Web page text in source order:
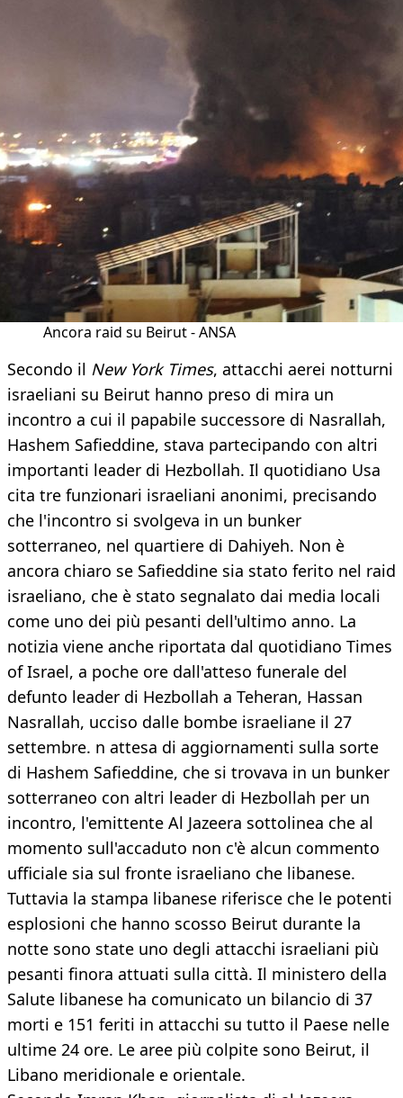
Ancora raid su Beirut - ANSA
Secondo il New York Times, attacchi aerei notturni
israeliani su Beirut hanno preso di mira un
incontro a cui il papabile successore di Nasrallah,
Hashem Safieddine, stava partecipando con altri
importanti leader di Hezbollah. Il quotidiano Usa
cita tre funzionari israeliani anonimi, precisando
che l'incontro si svolgeva in un bunker
sotterraneo, nel quartiere di Dahiyeh. Non è
ancora chiaro se Safieddine sia stato ferito nel raid
israeliano, che è stato segnalato dai media locali
come uno dei più pesanti dell'ultimo anno. La
notizia viene anche riportata dal quotidiano Times
of Israel, a poche ore dall'atteso funerale del
defunto leader di Hezbollah a Teheran, Hassan
Nasrallah, ucciso dalle bombe israeliane il 27
settembre. n attesa di aggiornamenti sulla sorte
di Hashem Safieddine, che si trovava in un bunker
sotterraneo con altri leader di Hezbollah per un
incontro, l'emittente Al Jazeera sottolinea che al
momento sull'accaduto non c'è alcun commento
ufficiale sia sul fronte israeliano che libanese.
Tuttavia la stampa libanese riferisce che le potenti
esplosioni che hanno scosso Beirut durante la
notte sono state uno degli attacchi israeliani più
pesanti finora attuati sulla città. Il ministero della
Salute libanese ha comunicato un bilancio di 37
morti e 151 feriti in attacchi su tutto il Paese nelle
ultime 24 ore. Le aree più colpite sono Beirut, il
Libano meridionale e orientale.